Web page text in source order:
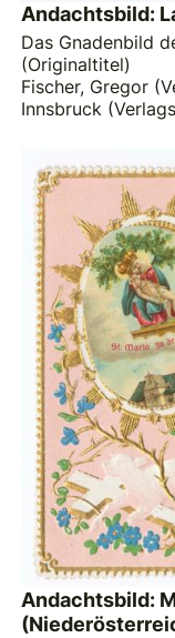
Andachtsbild:
Das Gnadenbild
(Originaltitel)
Fischer, Gregor
Innsbruck
Andachtsbild: